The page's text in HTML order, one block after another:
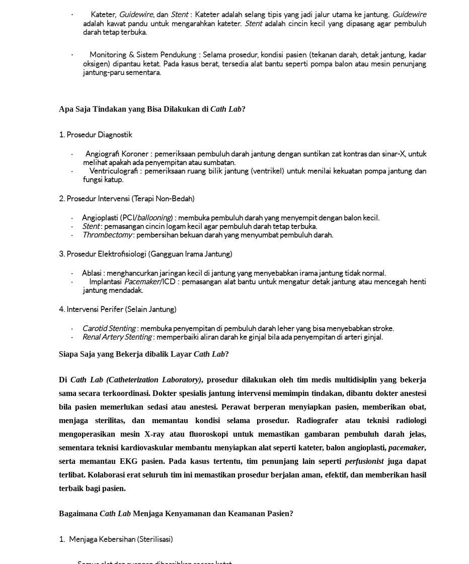
· Kateter, Guidewire, dan Stent: Kateter adalah selang tipis yang jadi jalur utama ke jantung. Guidewire
adalah kawat pandu untuk mengarahkan kateter. Stentadalah cincin kecil yang dipasang agar pembuluh
darah tetap terbuka.
· Monitoring & Sistem Pendukung : Selama prosedur, kondisi pasien (tekanan darah, detak jantung, kadar
oksigen) dipantau ketat. Pada kasus berat, tersedia alat bantu seperti pompa balon atau mesin penunjang
jantung-paru sementara.
Apa Saja Tindakan yang Bisa Dilakukan di Cath Lab?
1. Prosedur Diagnostik
· Angiografi Koroner : pemeriksaan pembuluh darah jantung dengan suntikan zat kontras dan sinar-X, untuk
melihat apakah ada penyempitan atau sumbatan.
· Ventriculografi : pemeriksaan ruang bilik jantung (ventrikel) untuk menilai kekuatan pompa jantung dan
fungsi katup.
2. Prosedur Intervensi (Terapi Non-Bedah)
· Angioplasti (PCI/ballooning) : membuka pembuluh darah yang menyempit dengan balon kecil.
· Stent : pemasangan cincin logam kecil agar pembuluh darah tetap terbuka.
· Thrombectomy : pembersihan bekuan darah yang menyumbat pembuluh darah.
3. Prosedur Elektrofisiologi (Gangguan Irama Jantung)
· Ablasi : menghancurkan jaringan kecil di jantung yang menyebabkan irama jantung tidak normal.
· Implantasi Pacemaker/ICD : pemasangan alat bantu untuk mengatur detak jantung atau mencegah henti
jantung mendadak.
4. Intervensi Perifer (Selain Jantung)
· Carotid Stenting : membuka penyempitan di pembuluh darah leher yang bisa menyebabkan stroke.
· Renal Artery Stenting : memperbaiki aliran darah ke ginjal bila ada penyempitan di arteri ginjal.
Siapa Saja yang Bekerja dibalik Layar Cath Lab?
Di Cath Lab (Catheterization Laboratory), prosedur dilakukan oleh tim medis multidisiplin yang bekerja
sama secara terkoordinasi. Dokter spesialis jantung intervensi memimpin tindakan, dibantu dokter anestesi
bila pasien memerlukan sedasi atau anestesi. Perawat berperan menyiapkan pasien, memberikan obat,
menjaga sterilitas, dan memantau kondisi selama prosedur. Radiografer atau teknisi radiologi
mengoperasikan mesin X-ray atau fluoroskopi untuk memastikan gambaran pembuluh darah jelas,
sementara teknisi kardiovaskular membantu menyiapkan alat seperti kateter, balon angioplasti, pacemaker,
serta memantau EKG pasien. Pada kasus tertentu, tim penunjang lain sepertiperfusionistjuga dapat
terlibat. Kolaborasi erat seluruh tim ini memastikan prosedur berjalan aman, efektif, dan memberikan hasil
terbaik bagi pasien.
Bagaimana Cath Lab Menjaga Kenyamanan dan Keamanan Pasien?
1. Menjaga Kebersihan (Sterilisasi)